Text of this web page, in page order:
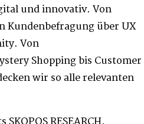
und innovativ. Von
Kundenbefragung über UX
Von
Shopping bis Customer
wir so alle relevanten